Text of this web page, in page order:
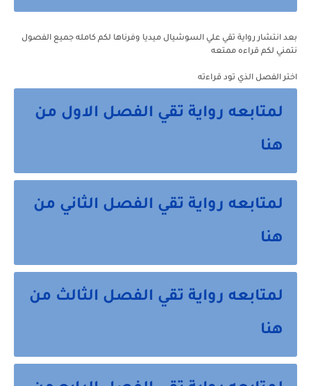
بعد انتشار رواية تقي علي السوشيال ميديا وفرناها لكم كامله جميع الفصول
نتمني لكم قراءه ممتعه
اختر الفصل الذي تود قراءته
لمتابعه رواية تقي الفصل الاول من
هنا
لمتابعه رواية تقي الفصل الثاني من
هنا
لمتابعه رواية تقي الفصل الثالث من
هنا